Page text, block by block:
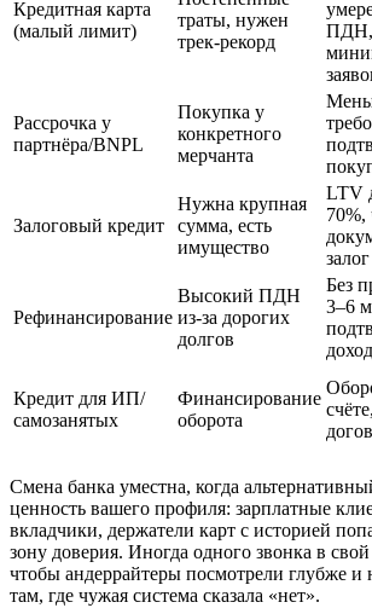
Кредитная карта
(малый лимит)
траты, нужен
трек‑рекорд
ПДН,
Рассрочка у
партнёра/BNPL
Покупка у
конкретного
мерчанта
Залоговый кредит
Нужна крупная
сумма, есть
имущество
LTV
70%,
залог
Рефинансирование
Высокий ПДН
из‑за дорогих
долгов
Без
3–6
Кредит для ИП/
самозанятых
Финансирование
оборота
Смена банка уместна, когда
ценность вашего профиля: зарплатные
вкладчики, держатели карт с историей
зону доверия. Иногда одного звонка в
чтобы андеррайтеры посмотрели глубже
там, где чужая система сказала «нет».